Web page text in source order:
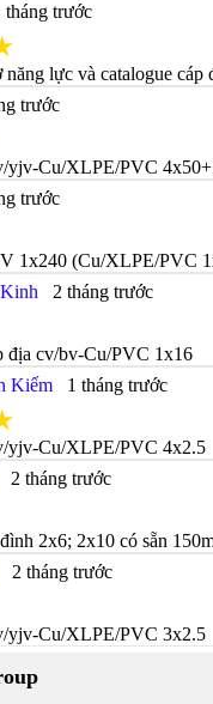
tháng trước
lực và catalogue
trước
yjv-Cu/XLPE/PVC
trước
1x240 (Cu/XLPE/PVC
2 tháng trước
địa cv/bv-Cu/PVC 1x16
Kiếm 1 tháng trước
yjv-Cu/XLPE/PVC 4x2.5
2 tháng trước
2x6; 2x10 có sẵn
2 tháng trước
yjv-Cu/XLPE/PVC 3x2.5